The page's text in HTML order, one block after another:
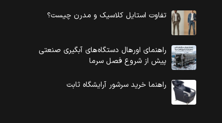
تفاوت استایل کلاسیک و مدرن چیست؟
راهنمای اورهال دستگاه‌های آبگیری صنعتی
پیش از شروع فصل سرما
راهنما خرید سرشور آرایشگاه ثابت